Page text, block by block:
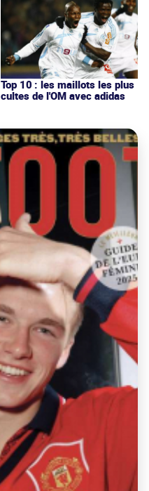
Top 10 : les maillots les plus
cultes de l'OM avec adidas